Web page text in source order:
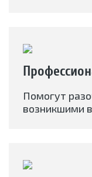
Помогут
возникшими